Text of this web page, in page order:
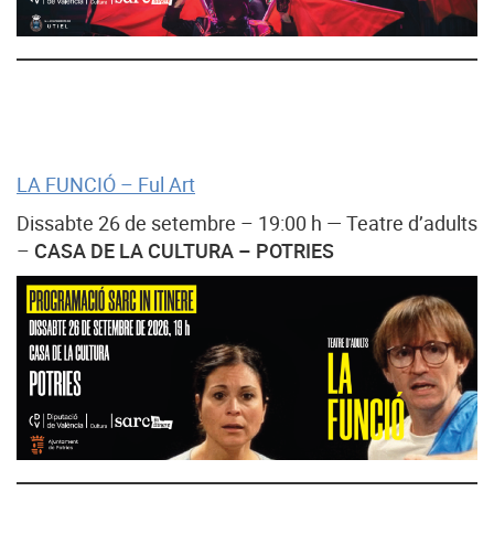
LA FUNCIÓ – Ful Art
Dissabte 26 de setembre – 19:00 h — Teatre d’adults
– CASA DE LA CULTURA – POTRIES